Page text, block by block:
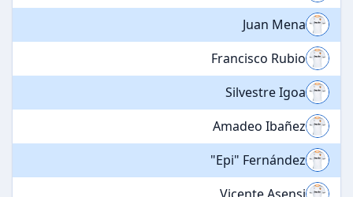
Juan Mena
Francisco Rubio
Silvestre Igoa
Amadeo Ibañez
"Epi" Fernández